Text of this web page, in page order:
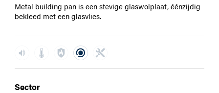
Metal building pan is een stevige glaswolplaat, éénzijdig
bekleed met een glasvlies.
Sector